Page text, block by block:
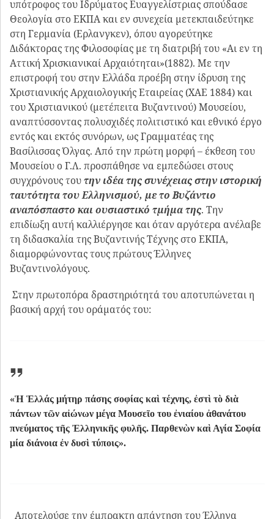
υπότροφος του Ιδρύματος Ευαγγελίστριας σπούδασε
Θεολογία στο ΕΚΠΑ και εν συνεχεία μετεκπαιδεύτηκε
στη Γερμανία (Ερλανγκεν), όπου αγορεύτηκε
Διδάκτορας της Φιλοσοφίας με τη διατριβή του «Αι εν τη
Αττική Χρισκιανικαί Αρχαιότηται»(1882). Με την
επιστροφή του στην Ελλάδα προέβη στην ίδρυση της
Χριστιανικής Αρχαιολογικής Εταιρείας (ΧΑΕ 1884) και
του Χριστιανικού (μετέπειτα Βυζαντινού) Μουσείου,
αναπτύσσοντας πολυσχιδές πολιτιστικό και εθνικό έργο
εντός και εκτός συνόρων, ως Γραμματέας της
Βασίλισσας Όλγας. Από την πρώτη μορφή – έκθεση του
Μουσείου ο Γ.Λ. προσπάθησε να εμπεδώσει στους
συγχρόνους τουτην ιδέα της συνέχειας στην ιστορική
ταυτότητα του Ελληνισμού, με το Βυζάντιο
αναπόσπαστο και ουσιαστικό τμήμα της. Την
επιδίωξη αυτή καλλιέργησε και όταν αργότερα ανέλαβε
τη διδασκαλία της Βυζαντινής Τέχνης στο ΕΚΠΑ,
διαμορφώνοντας τους πρώτους Έλληνες
Βυζαντινολόγους.
Στην πρωτοπόρα δραστηριότητά του αποτυπώνεται η
βασική αρχή του οράματός του:
«Ἡ Ἑλλάς μήτηρ πάσης σοφίας καὶ τέχνης, ἐστὶ τὸ διὰ
πάντων τῶν αἰώνων μέγα Μουσεῖο του ἐνιαίου ἀθανάτου
πνεύματος τῆς Ἐλληνικῆς φυλῆς. Παρθενὼν καὶ Αγία Σοφία
μία διάνοια ἐν δυσὶ τύποις».
Αποτελούσε την έμπρακτη απάντηση του Έλληνα